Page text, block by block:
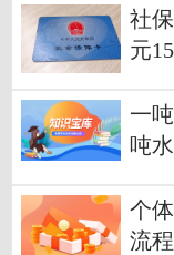
社
元
一
吨
个
流